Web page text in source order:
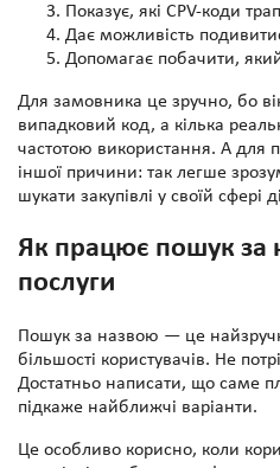
Показує, які CPV-коди
Дає можливість
Допомагає побачити,
Для замовника це зручно, бо
випадковий код, а кілька
частотою використання. А для
іншої причини: так легше
шукати закупівлі у своїй сфері
Як працює пошук за
послуги
Пошук за назвою — це
більшості користувачів. Не
Достатньо написати, що саме
підкаже найближчі варіанти.
Це особливо корисно, коли